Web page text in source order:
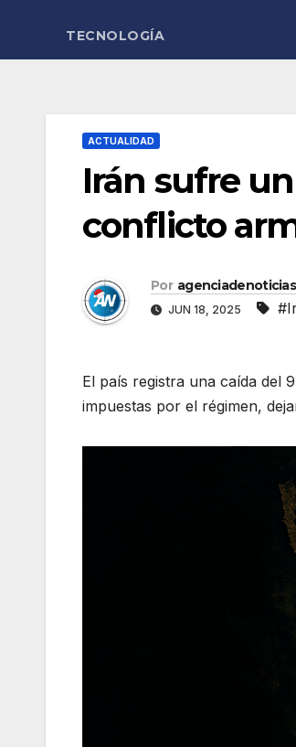
TECNOLOGÍA
ACTUALIDAD
Irán sufre
conflicto
Por
JUN 18, 2025
El país registra una caída del
impuestas por el régimen,